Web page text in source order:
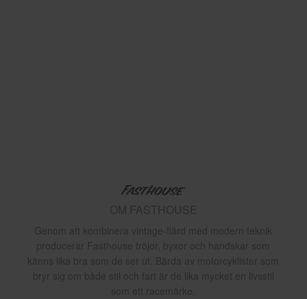
OM FASTHOUSE
Genom att kombinera vintage-flärd med modern teknik
producerar Fasthouse tröjor, byxor och handskar som
känns lika bra som de ser ut. Bärda av motorcyklister som
bryr sig om både stil och fart är de lika mycket en livsstil
som ett racemärke.